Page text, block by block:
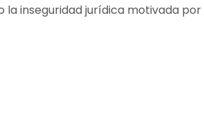
inseguridad jurídica motivada por